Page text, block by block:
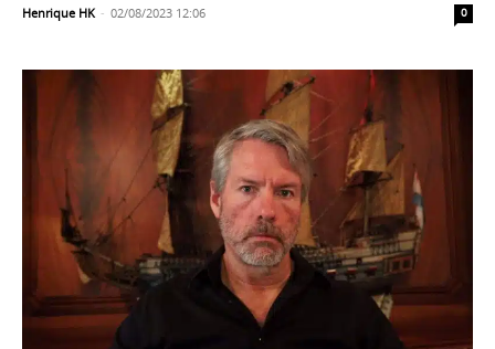
Henrique HK - 02/08/2023 12:06 0